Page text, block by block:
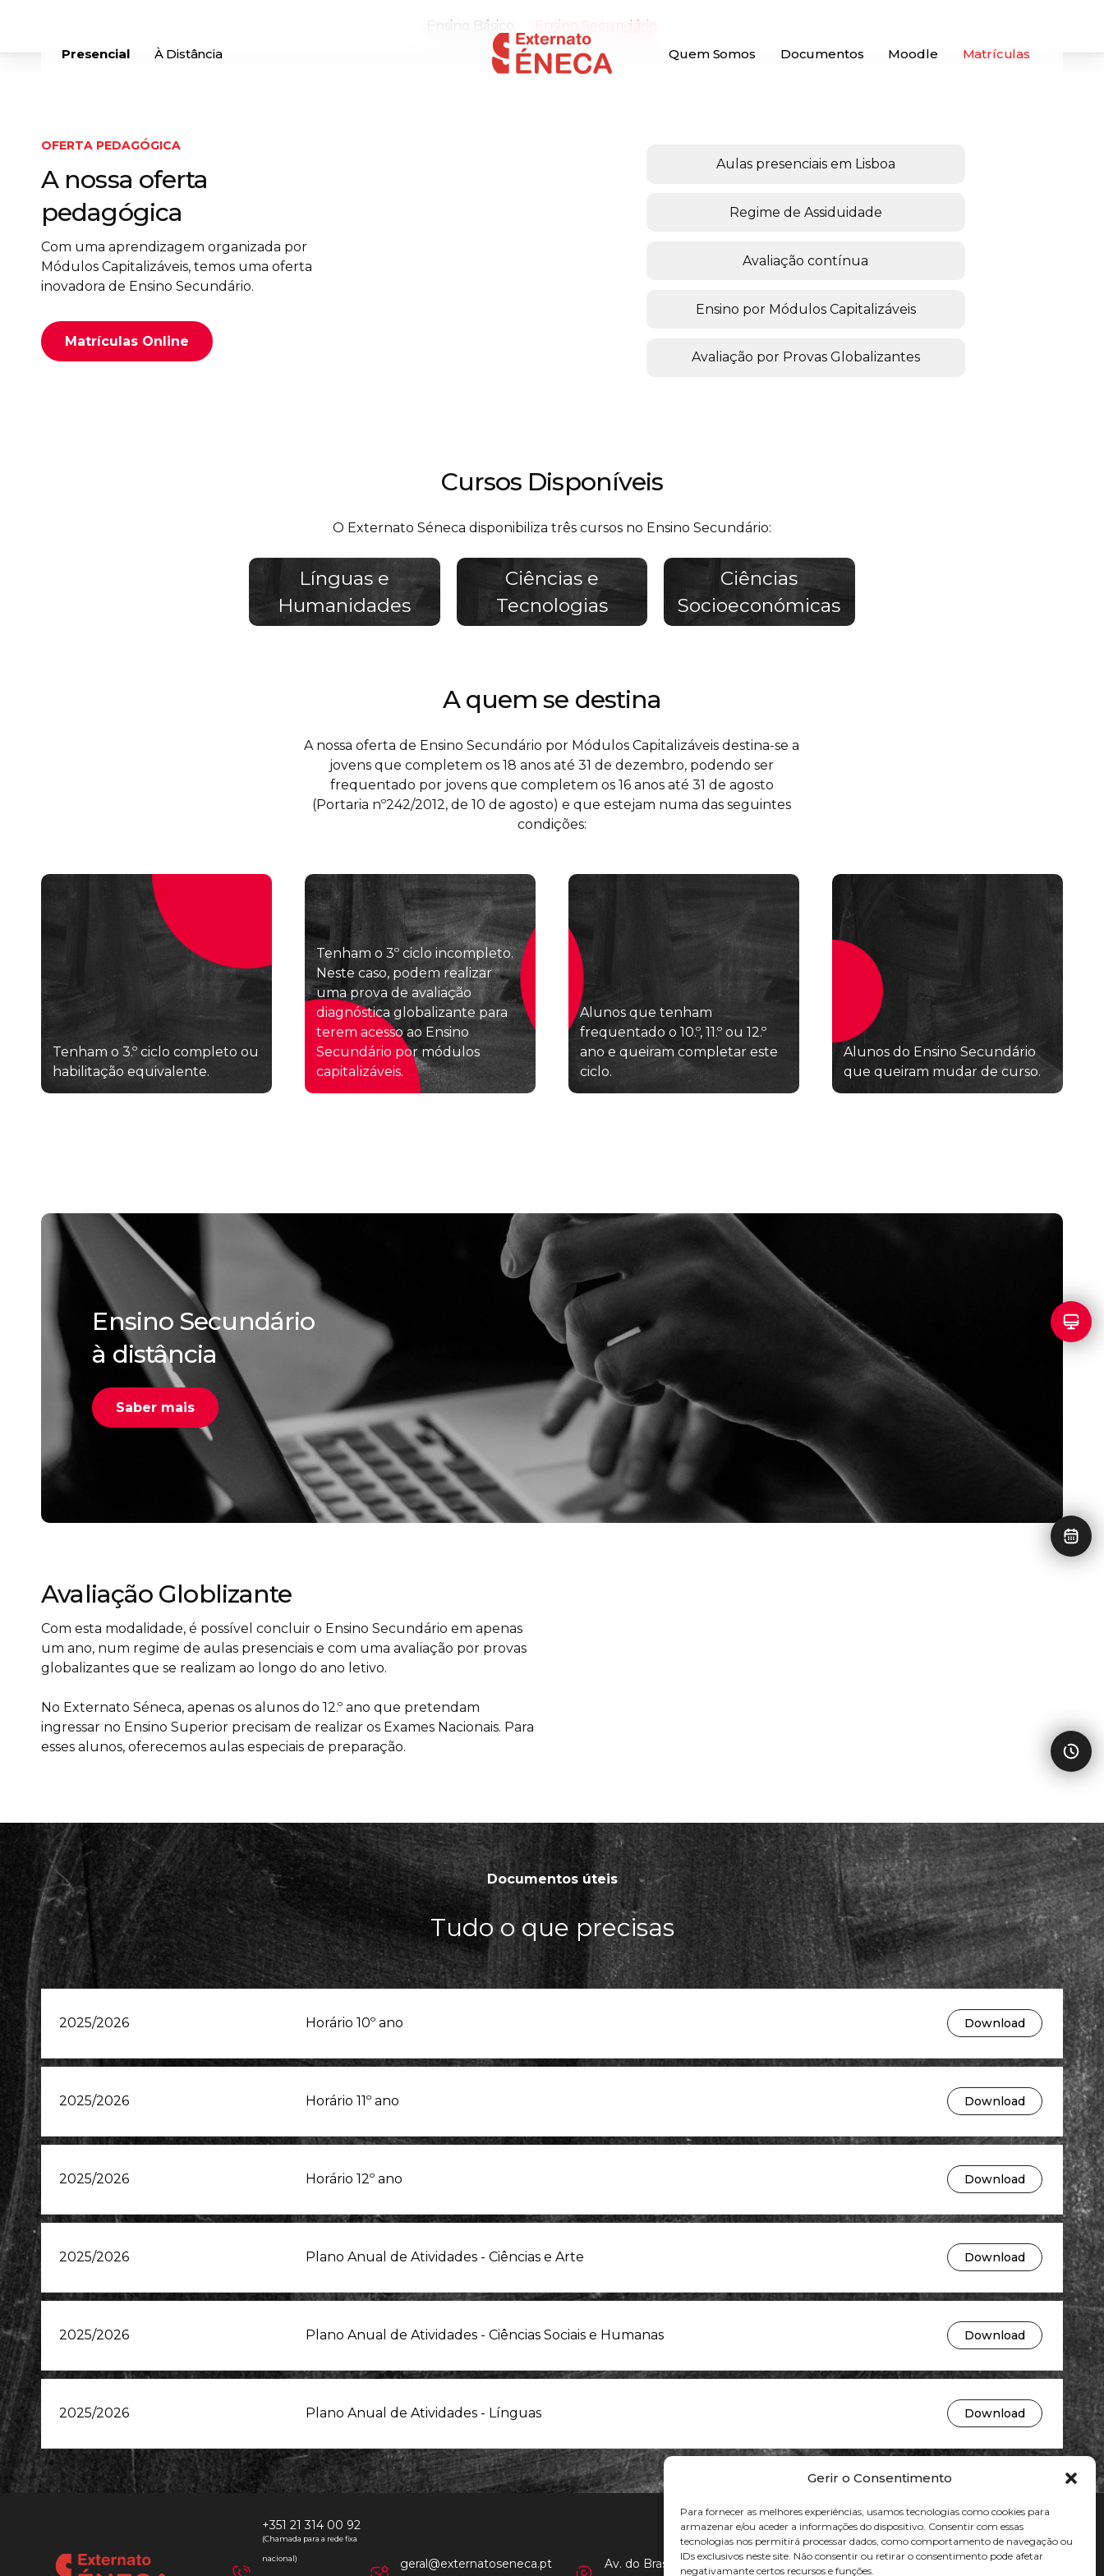
Gerir o Consentimento
Para fornecer as melhores experiências, usamos tecnologias como cookies para
armazenar e/ou aceder a informações do dispositivo. Consentir com essas
tecnologias nos permitirá processar dados, como comportamento de navegação ou
IDs exclusivos neste site. Não consentir ou retirar o consentimento pode afetar
negativamante certos recursos e funções.
Presencial À Distância Quem Somos Documentos Moodle Matrículas
Ensino Básico Ensino Secundário
OFERTA PEDAGÓGICA
A nossa oferta
pedagógica
Com uma aprendizagem organizada por
Módulos Capitalizáveis, temos uma oferta
inovadora de Ensino Secundário.
Matrículas Online
Aulas presenciais em Lisboa
Regime de Assiduidade
Avaliação contínua
Ensino por Módulos Capitalizáveis
Avaliação por Provas Globalizantes
Cursos Disponíveis
O Externato Séneca disponibiliza três cursos no Ensino Secundário:
Línguas e
Humanidades
Ciências e
Tecnologias
Ciências
Socioeconómicas
A quem se destina
A nossa oferta de Ensino Secundário por Módulos Capitalizáveis destina-se a
jovens que completem os 18 anos até 31 de dezembro, podendo ser
frequentado por jovens que completem os 16 anos até 31 de agosto
(Portaria nº242/2012, de 10 de agosto) e que estejam numa das seguintes
condições:
Tenham o 3.º ciclo completo ou
habilitação equivalente.
Tenham o 3º ciclo incompleto.
Neste caso, podem realizar
uma prova de avaliação
diagnóstica globalizante para
terem acesso ao Ensino
Secundário por módulos
capitalizáveis.
Alunos que tenham
frequentado o 10.º, 11.º ou 12.º
ano e queiram completar este
ciclo.
Alunos do Ensino Secundário
que queiram mudar de curso.
Ensino Secundário
à distância
Saber mais
Avaliação Globlizante
Com esta modalidade, é possível concluir o Ensino Secundário em apenas
um ano, num regime de aulas presenciais e com uma avaliação por provas
globalizantes que se realizam ao longo do ano letivo.
No Externato Séneca, apenas os alunos do 12.º ano que pretendam
ingressar no Ensino Superior precisam de realizar os Exames Nacionais. Para
esses alunos, oferecemos aulas especiais de preparação.
Documentos úteis
Tudo o que precisas
2025/2026 Horário 10º ano Download
2025/2026 Horário 11º ano Download
2025/2026 Horário 12º ano Download
2025/2026 Plano Anual de Atividades - Ciências e Arte Download
2025/2026 Plano Anual de Atividades - Ciências Sociais e Humanas Download
2025/2026 Plano Anual de Atividades - Línguas Download
+351 21 314 00 92
(Chamada para a rede fixa
nacional)
geral@externatoseneca.pt
Av. do Brasil 56, 1º,